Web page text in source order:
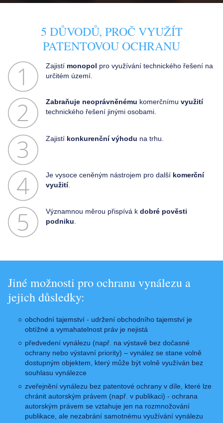
UŽITEČNÉ ODKAZY
5 DŮVODŮ, PROČ VYUŽÍT
PATENTOVOU OCHRANU
Zajistí monopol pro využívání technického řešení na
určitém území.
Zabraňuje neoprávněnému komerčnímuvyužití
technického řešení jinými osobami.
Zajistí konkurenční výhodu na trhu.
Je vysoce ceněným nástrojem pro další komerční
využití.
Významnou měrou přispívá kdobré pověsti
podniku
Jiné možnosti pro ochranu vynálezu a
jejich důsledky:
obchodní tajemství - udržení obchodního tajemství je
obtížné a vymahatelnost práv je nejistá
předvedení vynálezu (např. na výstavě bez dočasné
ochrany nebo výstavní priority) – vynález se stane volně
dostupným objektem, který může být volně využíván bez
souhlasu vynálezce
zveřejnění vynálezu bez patentové ochrany v díle, které lze
chránit autorským právem (např. v publikaci) - ochrana
autorským právem se vztahuje jen na rozmnožování
publikace, ale nezabrání samotnému využívání vynálezu